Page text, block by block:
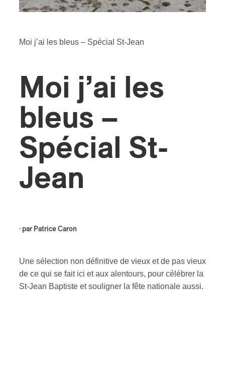
Moi j’ai les bleus – Spécial St-Jean
Moi j’ai les
bleus –
Spécial St-
Jean
· par Patrice Caron
Une sélection non définitive de vieux et de pas vieux
de ce qui se fait ici et aux alentours, pour célébrer la
St-Jean Baptiste et souligner la fête nationale aussi.